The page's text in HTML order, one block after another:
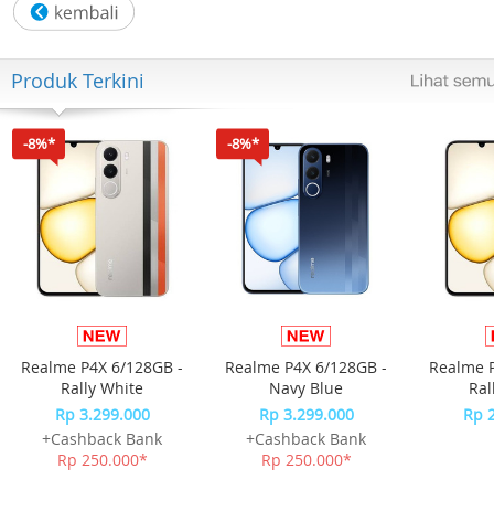
GARANSI RESMI 2 TAHUN ORICO INDONESIA
Produk Terkini
-8%*
Realme P4X 6/128GB -
Rally White
Rp 3.299.000
+Cashback Bank
Rp 250.000*
-8%*
Realme P4X 6/128GB -
Navy Blue
Rp 3.299.000
+Cashback Bank
Rp 250.000*
Realme
Rp